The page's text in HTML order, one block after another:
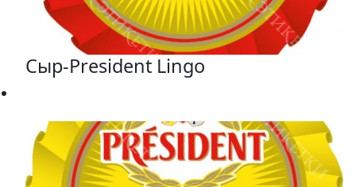
Сыр-President Lingo